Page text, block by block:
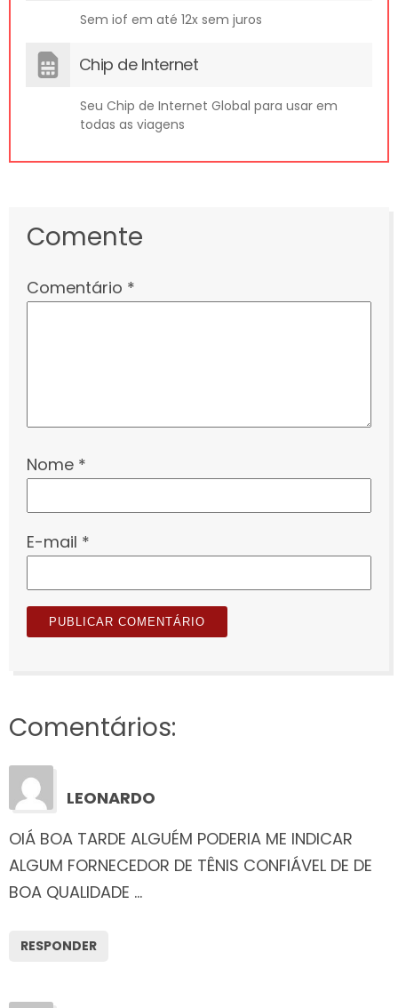
Sem iof em até 12x sem juros
Chip de Internet
Seu Chip de Internet Global para usar em
todas as viagens
Comente
Comentário *
Nome *
E-mail *
Comentários:
LEONARDO
OlÁ BOA TARDE ALGUÉM PODERIA ME INDICAR
ALGUM FORNECEDOR DE TÊNIS CONFIÁVEL DE DE
BOA QUALIDADE …
RESPONDER